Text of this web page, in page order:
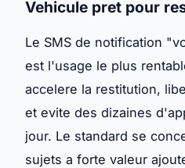
Vehicule pret pour
Le SMS de notification
est l'usage le plus
accelere la restitution,
et evite des dizaines
jour. Le standard se
sujets a forte valeur